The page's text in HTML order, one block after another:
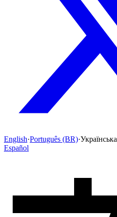
English·Português (BR)·Українська
Español